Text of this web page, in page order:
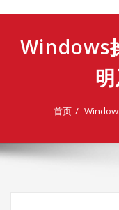
Windows
首页